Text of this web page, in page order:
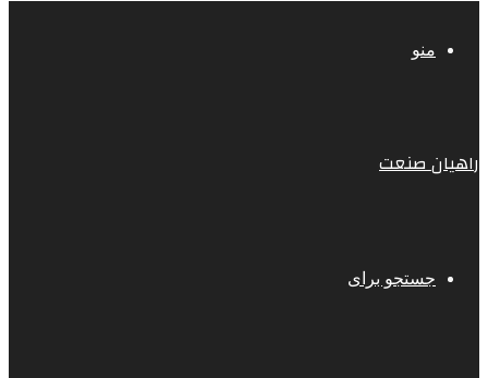
منو
راهیان صنعت
جستجو برای